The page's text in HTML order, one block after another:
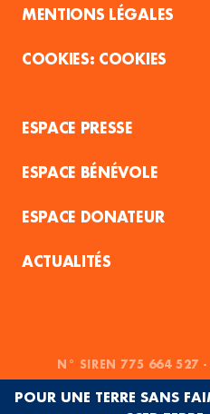
MENTIONS LÉGALES
COOKIES
ESPACE PRESSE
ESPACE BÉNÉVOLE
ESPACE DONATEUR
ACTUALITÉS
N° SIREN 775 664 527
POUR UNE TERRE SANS